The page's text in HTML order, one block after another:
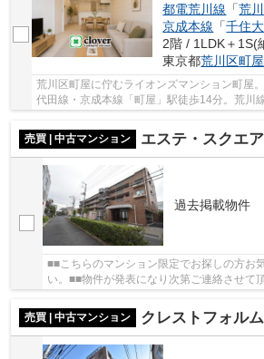
都電荒川線 「荒
京成本線 「千住
2階 / 1LDK＋1S(
東京都荒川区町屋
荒川区町屋に佇むライオンズマンション町屋
代田線・京成本線「町屋」駅徒歩14分。荒川
と閑静な住宅の立地です。周辺には買い物施
売買 | 中古マンション
エステ・スクエ
過去掲載物件
■■こちらのマンション限定でお探しの方お
い。■■物件が発表になり次第ご連絡させて
売買 | 中古マンション クレストフォル